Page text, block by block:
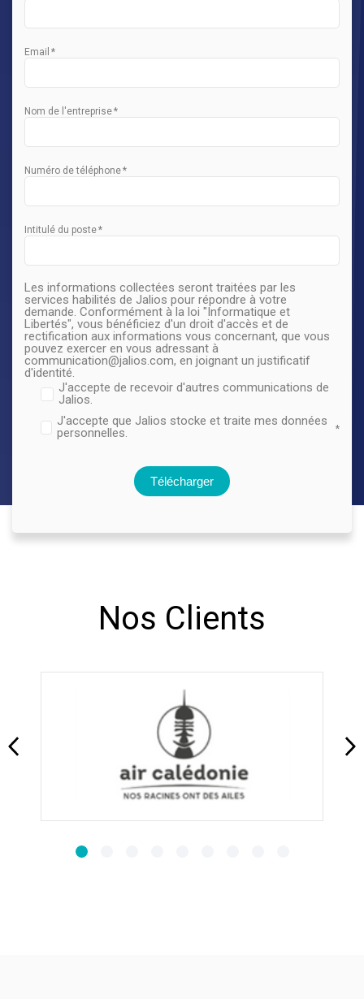
Email *
Nom de l'entreprise*
Numéro de téléphone*
Intitulé du poste*
Les informations collectées seront traitées par les
services habilités de Jalios pour répondre à votre
demande. Conformément à la loi "Informatique et
Libertés", vous bénéficiez d'un droit d'accès et de
rectification aux informations vous concernant, que vous
pouvez exercer en vous adressant à
communication@jalios.com, en joignant un justificatif
d'identité.
J'accepte de recevoir d'autres communications de
Jalios.
J'accepte que Jalios stocke et traite mes données
personnelles.
*
Nos Clients